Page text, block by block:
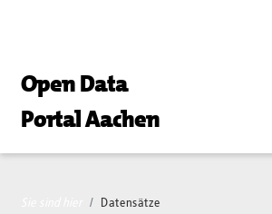
Open Data
Portal Aachen
Datensätze